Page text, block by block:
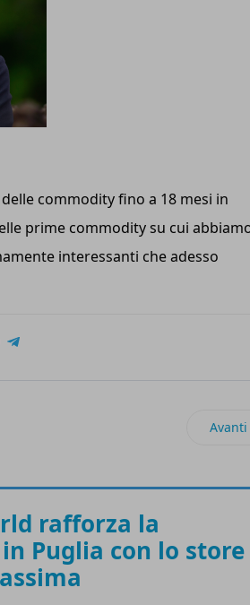
commodity fino a 18 mesi in
prime commodity su cui
interessanti che adesso
Avanti
rafforza la
Puglia con lo store